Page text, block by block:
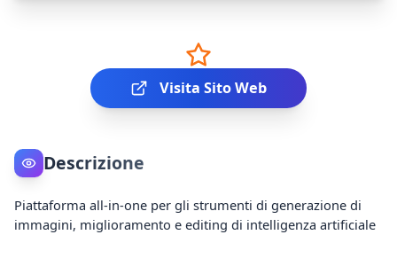
Visita Sito Web
Descrizione
Piattaforma all-in-one per gli strumenti di generazione di
immagini, miglioramento e editing di intelligenza artificiale